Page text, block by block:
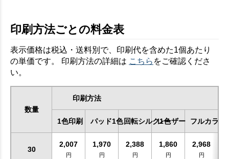
印刷方法ごとの料金表
表示価格は税込・送料別で、印刷代を含めた1個あたり
の単価です。 印刷方法の詳細は こちら をご確認くださ
い。
数量
印刷方法
1色印刷 パッド1色回転シルク1色レーザー フルカラー
30
2,007
円
1,970
円
2,388
円
1,860
円
2,968
円